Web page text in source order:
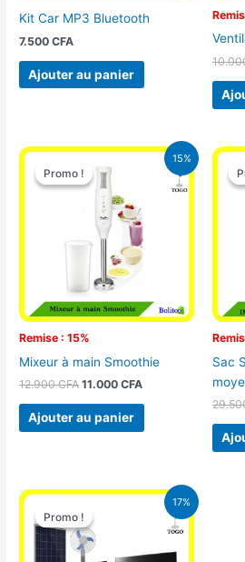
Kit Car MP3 Bluetooth
7.500CFA
Ajouter au panier
15%
Promo !
Remise : 15%
Promo !
Mixeur à main Smoothie
12.900CFA
Le
prix
initial
était :
12.900 CFA.
11.000CFA
Le
Ajouter au panier
Sac
17%
Promo !
Promo !
Le
initial
était :
430.000 CFA.
Le
prix
actuel
355.000 CFA.